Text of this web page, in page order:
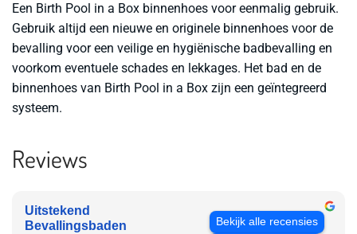
Een Birth Pool in a Box binnenhoes voor eenmalig gebruik.
Gebruik altijd een nieuwe en originele binnenhoes voor de
bevalling voor een veilige en hygiënische badbevalling en
voorkom eventuele schades en lekkages. Het bad en de
binnenhoes van Birth Pool in a Box zijn een geïntegreerd
systeem.
Reviews
Uitstekend
Bevallingsbaden
Bekijk alle recensies